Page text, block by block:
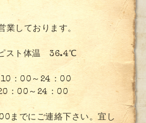
業しております。
スト体温 36.4℃
：00～24：00
：00～24：00
までにご連絡下さい。宜し